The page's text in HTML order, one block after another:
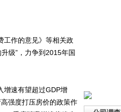
作的意见》等相关政
级”，力争到2015年国
速有望超过GDP增
强度打压房价的政策作